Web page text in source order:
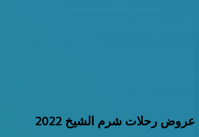
عروض رحلات شرم الشيخ 2022